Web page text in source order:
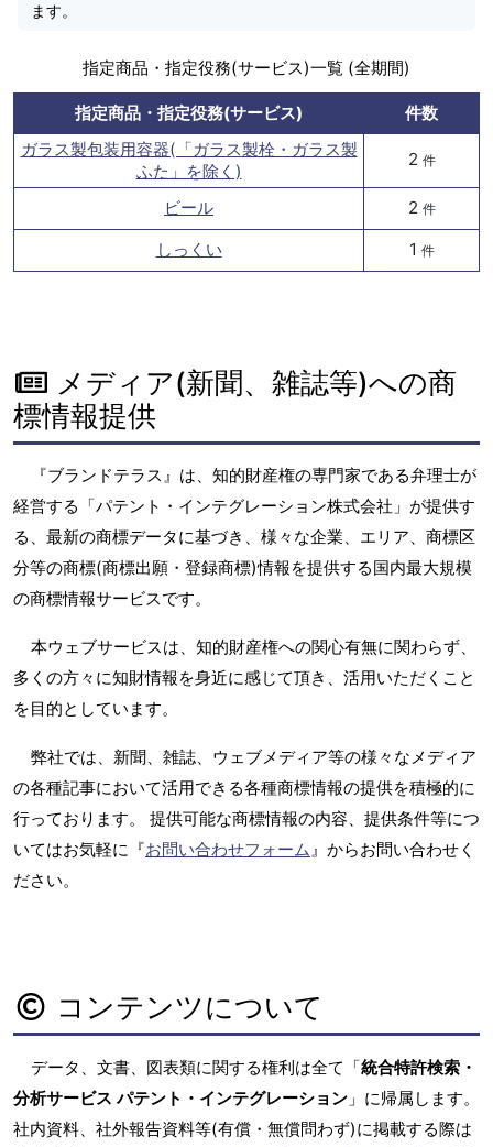
ます。
指定商品・指定役務(サービス)一覧 (全期間)
指定商品・指定役務(サービス)
件数
ガラス製包装用容器(「ガラス製栓・ガラス製
ふた」を除く)
2 件
ビール 2 件
しっくい 1 件
メディア(新聞、雑誌等)への商
標情報提供
『ブランドテラス』は、知的財産権の専門家である弁理士が
経営する「パテント・インテグレーション株式会社」が提供す
る、最新の商標データに基づき、様々な企業、エリア、商標区
分等の商標(商標出願・登録商標)情報を提供する国内最大規模
の商標情報サービスです。
本ウェブサービスは、知的財産権への関心有無に関わらず、
多くの方々に知財情報を身近に感じて頂き、活用いただくこと
を目的としています。
弊社では、新聞、雑誌、ウェブメディア等の様々なメディア
の各種記事において活用できる各種商標情報の提供を積極的に
行っております。 提供可能な商標情報の内容、提供条件等につ
いてはお気軽に『お問い合わせフォーム』からお問い合わせく
ださい。
コンテンツについて
データ、文書、図表類に関する権利は全て「統合特許検索・
分析サービス パテント・インテグレーション 」に帰属します。
社内資料、社外報告資料等(有償・無償問わず)に掲載する際は